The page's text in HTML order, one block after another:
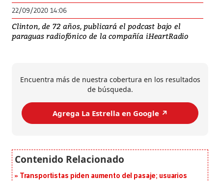
22/09/2020 14:06
Clinton, de 72 años, publicará el podcast bajo el
paraguas radiofónico de la compañía iHeartRadio
Encuentra más de nuestra cobertura en los resultados
de búsqueda.
Agrega La Estrella en Google ↗️
Transportistas piden aumento del pasaje; usuarios